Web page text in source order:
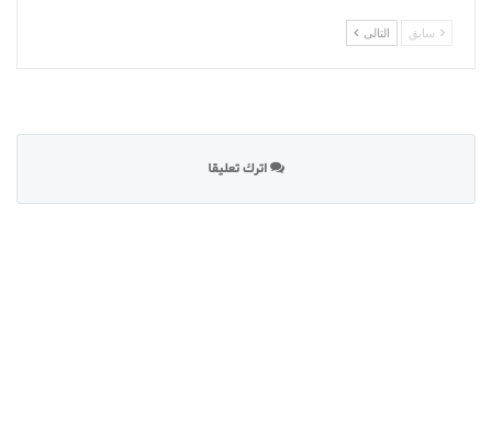
سابق التالى
اترك تعليقا